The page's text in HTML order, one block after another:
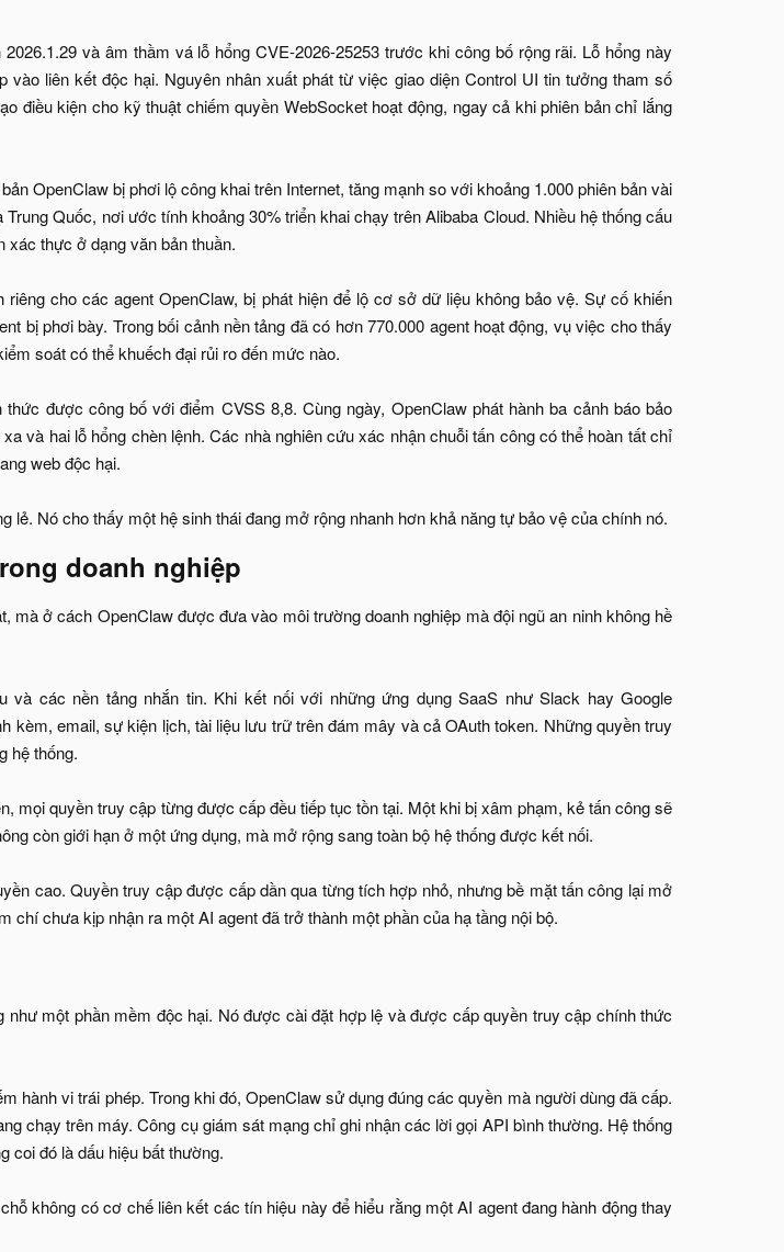
và âm thầm vá lỗ hổng CVE-2026-25253 trước khi công bố rộng rãi. Lỗ hổng này
liên kết độc hại. Nguyên nhân xuất phát từ việc giao diện Control UI tin tưởng tham số
điều kiện cho kỹ thuật chiếm quyền WebSocket hoạt động, ngay cả khi phiên bản chỉ lắng
OpenClaw bị phơi lộ công khai trên Internet, tăng mạnh so với khoảng 1.000 phiên bản vài
Quốc, nơi ước tính khoảng 30% triển khai chạy trên Alibaba Cloud. Nhiều hệ thống cấu
xác thực ở dạng văn bản thuần.
riêng cho các agent OpenClaw, bị phát hiện để lộ cơ sở dữ liệu không bảo vệ. Sự cố khiến
bị phơi bày. Trong bối cảnh nền tảng đã có hơn 770.000 agent hoạt động, vụ việc cho thấy
soát có thể khuếch đại rủi ro đến mức nào.
được công bố với điểm CVSS 8,8. Cùng ngày, OpenClaw phát hành ba cảnh báo bảo
và hai lỗ hổng chèn lệnh. Các nhà nghiên cứu xác nhận chuỗi tấn công có thể hoàn tất chỉ
web độc hại.
lẻ. Nó cho thấy một hệ sinh thái đang mở rộng nhanh hơn khả năng tự bảo vệ của chính nó.​
doanh nghiệp​
mà ở cách OpenClaw được đưa vào môi trường doanh nghiệp mà đội ngũ an ninh không hề
và các nền tảng nhắn tin. Khi kết nối với những ứng dụng SaaS như Slack hay Google
kèm, email, sự kiện lịch, tài liệu lưu trữ trên đám mây và cả OAuth token. Những quyền truy
hệ thống.
mọi quyền truy cập từng được cấp đều tiếp tục tồn tại. Một khi bị xâm phạm, kẻ tấn công sẽ
còn giới hạn ở một ứng dụng, mà mở rộng sang toàn bộ hệ thống được kết nối.
cao. Quyền truy cập được cấp dần qua từng tích hợp nhỏ, nhưng bề mặt tấn công lại mở
chí chưa kịp nhận ra một AI agent đã trở thành một phần của hạ tầng nội bộ.​
như một phần mềm độc hại. Nó được cài đặt hợp lệ và được cấp quyền truy cập chính thức
hành vi trái phép. Trong khi đó, OpenClaw sử dụng đúng các quyền mà người dùng đã cấp.
chạy trên máy. Công cụ giám sát mạng chỉ ghi nhận các lời gọi API bình thường. Hệ thống
coi đó là dấu hiệu bất thường.
không có cơ chế liên kết các tín hiệu này để hiểu rằng một AI agent đang hành động thay